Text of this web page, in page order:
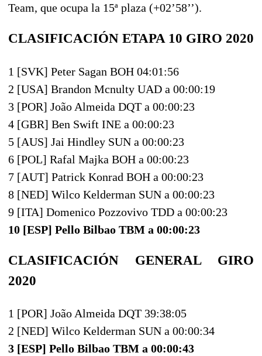
Team, que ocupa la 15ª plaza (+02’58’’).
CLASIFICACIÓN ETAPA 10 GIRO 2020
1 [SVK] Peter Sagan BOH 04:01:56
2 [USA] Brandon Mcnulty UAD a 00:00:19
3 [POR] João Almeida DQT a 00:00:23
4 [GBR] Ben Swift INE a 00:00:23
5 [AUS] Jai Hindley SUN a 00:00:23
6 [POL] Rafal Majka BOH a 00:00:23
7 [AUT] Patrick Konrad BOH a 00:00:23
8 [NED] Wilco Kelderman SUN a 00:00:23
9 [ITA] Domenico Pozzovivo TDD a 00:00:23
10 [ESP] Pello Bilbao TBM a 00:00:23
CLASIFICACIÓN GENERAL GIRO
2020
1 [POR] João Almeida DQT 39:38:05
2 [NED] Wilco Kelderman SUN a 00:00:34
3 [ESP] Pello Bilbao TBM a 00:00:43